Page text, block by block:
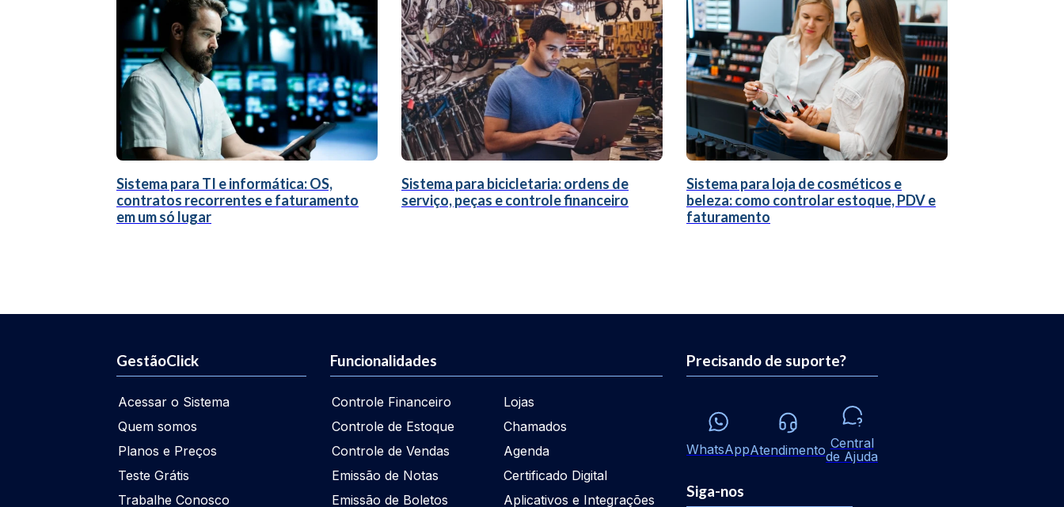
Sistema para TI e informática: OS,
contratos recorrentes e faturamento
em um só lugar
Sistema para bicicletaria: ordens de
serviço, peças e controle financeiro
Sistema para loja de cosméticos e
beleza: como controlar estoque, PDV e
faturamento
GestãoClick
Acessar o Sistema
Quem somos
Planos e Preços
Teste Grátis
Trabalhe Conosco
Funcionalidades
Controle Financeiro
Controle de Estoque
Controle de Vendas
Emissão de Notas
Emissão de Boletos
Lojas
Chamados
Agenda
Certificado Digital
Aplicativos e Integrações
Precisando de suporte?
WhatsAppAtendimento Central
de Ajuda
Siga-nos